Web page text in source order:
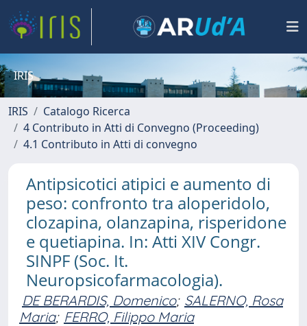
IRIS
IRIS
Catalogo Ricerca
4 Contributo in Atti di Convegno (Proceeding)
4.1 Contributo in Atti di convegno
Antipsicotici atipici e aumento di
peso: confronto tra aloperidolo,
clozapina, olanzapina, risperidone
e quetiapina. In: Atti XIV Congr.
SINPF (Soc. It.
Neuropsicofarmacologia).
DE BERARDIS, Domenico; SALERNO, Rosa
Maria; FERRO, Filippo Maria